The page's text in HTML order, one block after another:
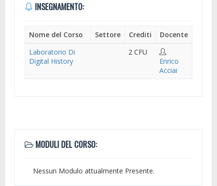
INSEGNAMENTO:
Nome del Corso Settore Crediti
Docente
Laboratorio Di
Digital History
2 CFU
Enrico
Acciai
MODULI DEL CORSO:
Nessun Modulo attualmente Presente.